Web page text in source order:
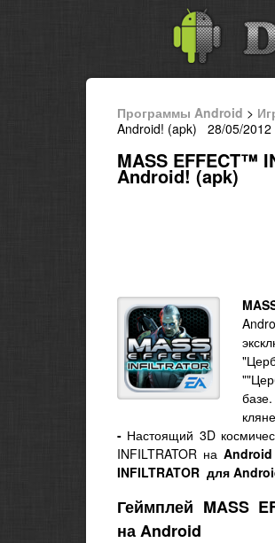
Программы Android >
Android! (apk) 28/05/2012
MASS EFFECT™
Android! (apk)
- Настоящий 3D
INFILTRATOR наAndroid
INFILTRATOR для
Геймплей MASS
на Android